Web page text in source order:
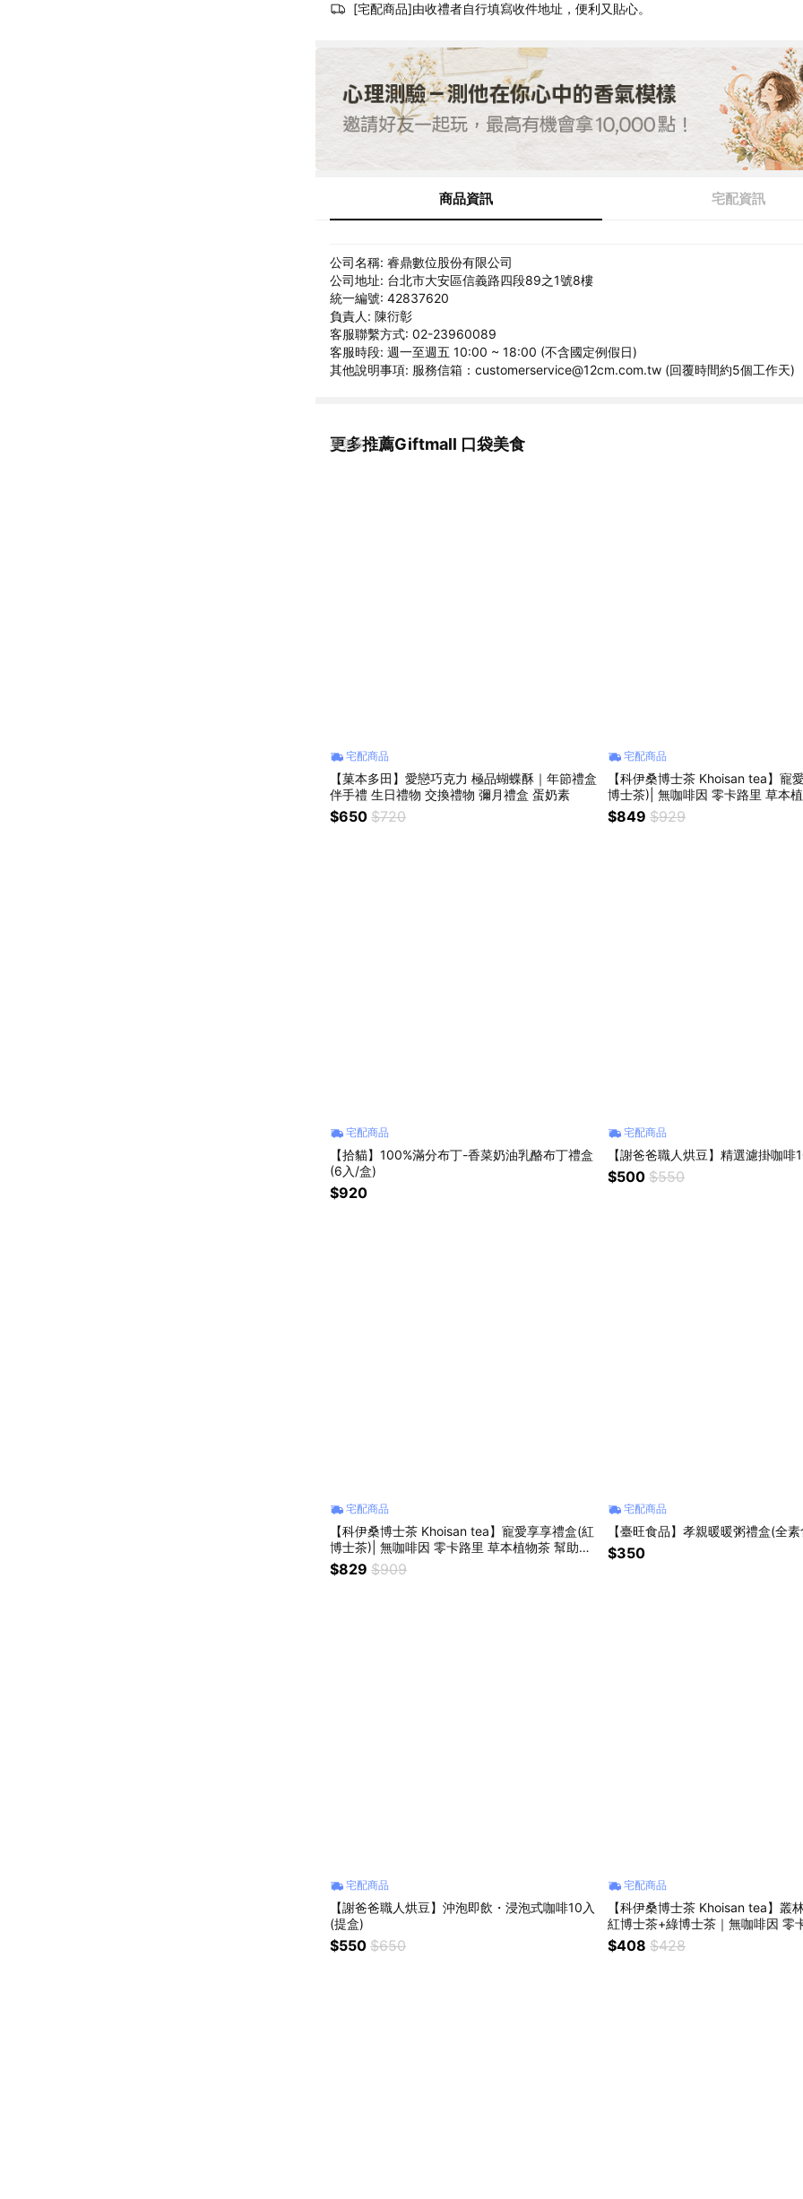
[宅配商品]由收禮者自行填寫收件地址，便利又貼心。
商品資訊 宅配資訊
公司名稱: 睿鼎數位股份有限公司
公司地址: 台北市大安區信義路四段89之1號8樓
統一編號: 42837620
負責人: 陳衍彰
客服聯繫方式: 02-23960089
客服時段: 週一至週五 10:00 ~ 18:00 (不含國定例假日)
其他說明事項: 服務信箱：customerservice@12cm.com.tw (回覆時間約5個工作天)
更多推薦Giftmall 口袋美食
看更多
宅配商品
【菓本多田】愛戀巧克力 極品蝴蝶酥｜年節禮盒
伴手禮 生日禮物 交換禮物 彌月禮盒 蛋奶素
$650 $720
宅配商品
【科伊桑博士茶 Khoisan tea】寵
博士茶)| 無咖啡因 零卡路里 草本
睡
$849 $929
宅配商品
【拾貓】100%滿分布丁-香菜奶油乳酪布丁禮盒
(6入/盒)
$920
宅配商品
【謝爸爸職人烘豆】精選濾掛咖啡
$500 $550
宅配商品
【科伊桑博士茶 Khoisan tea】寵愛享享禮盒(紅
博士茶)| 無咖啡因 零卡路里 草本植物茶 幫助入
睡
$829 $909
宅配商品
【臺旺食品】孝親暖暖粥禮盒(全
$350
宅配商品
【謝爸爸職人烘豆】沖泡即飲・浸泡式咖啡10入
(提盒)
$550 $650
宅配商品
【科伊桑博士茶 Khoisan tea】叢
紅博士茶+綠博士茶｜無咖啡因 零
物茶 幫助入睡
$408 $428